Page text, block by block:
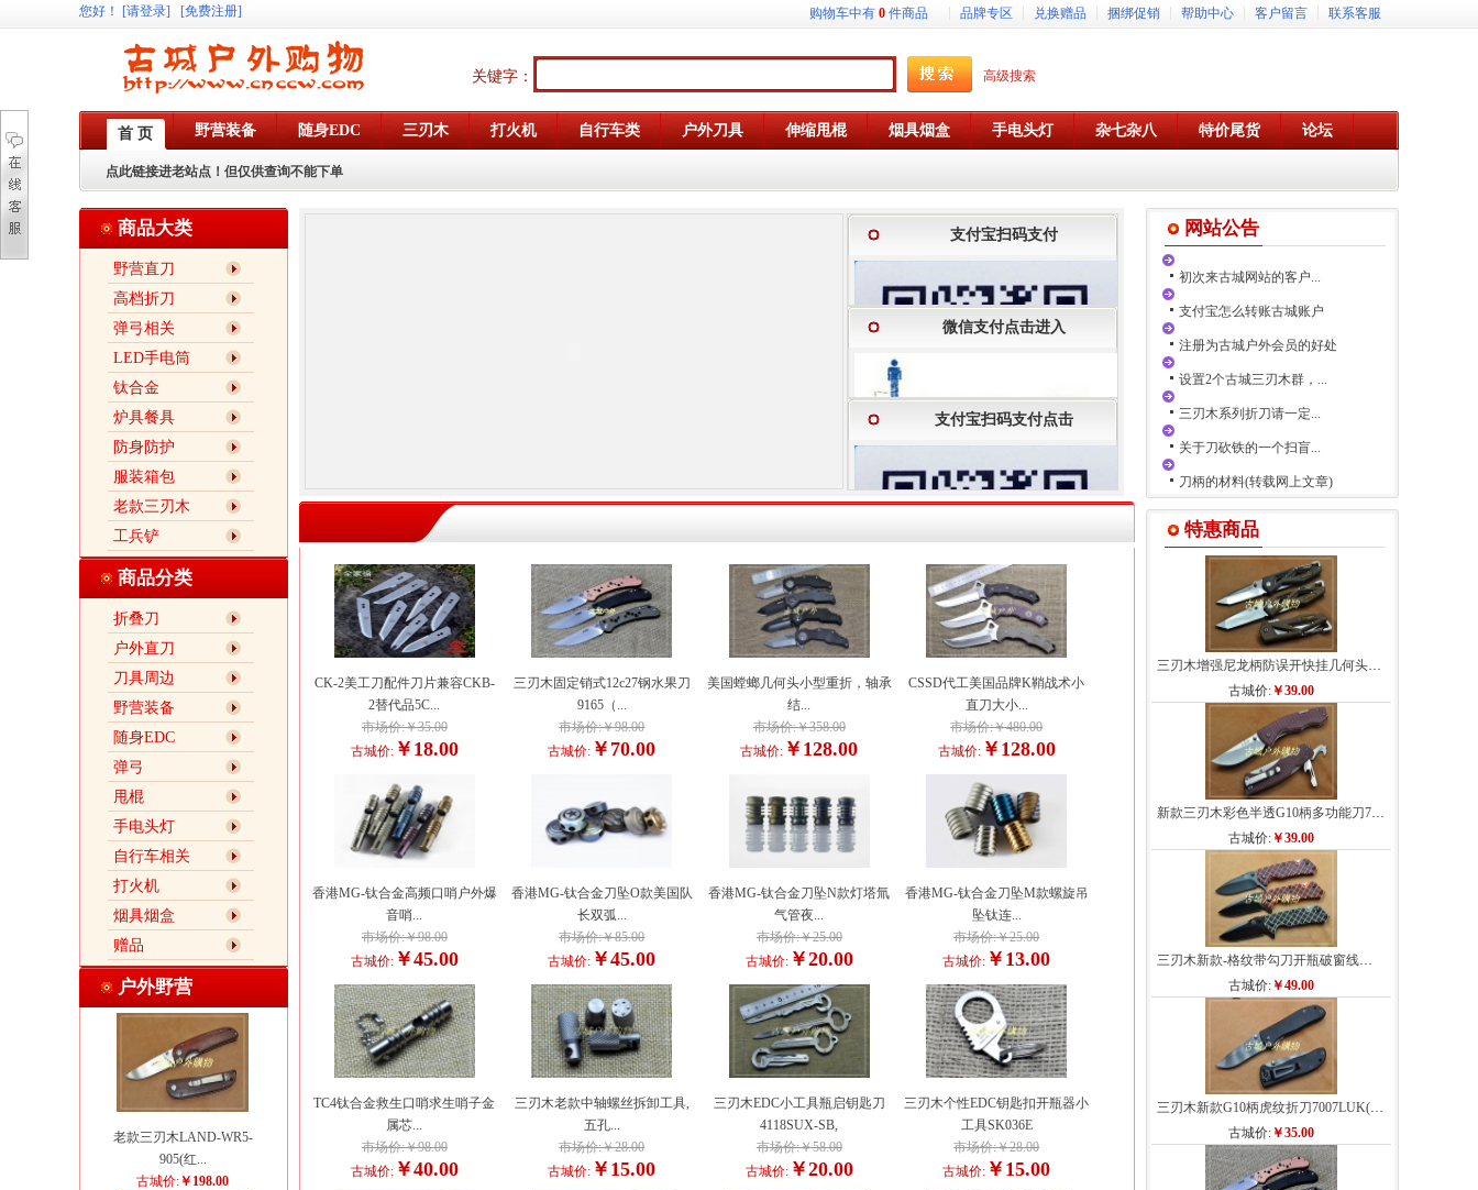
您好 ！ [请登录] [免费注册] 购物车中有 0 件商品 品牌专区 兑换赠品 捆绑促销 帮助中心 客户留言 联系客服
关键字： 高级搜索
首 页 野营装备 随身EDC 三刃木 打火机 自行车类 户外刀具 伸缩甩棍 烟具烟盒 手电头灯 杂七杂八 特价尾货 论坛
点此链接进老站点！但仅供查询不能下单
商品大类
野营直刀
高档折刀
弹弓相关
LED手电筒
钛合金
炉具餐具
防身防护
服装箱包
老款三刃木
工兵铲
商品分类
折叠刀
户外直刀
刀具周边
野营装备
随身EDC
弹弓
甩棍
手电头灯
自行车相关
打火机
烟具烟盒
赠品
户外野营
老款三刃木LAND-WR5-
905(红...
古城价: ￥198.00
支付宝扫码支付
微信支付点击进入
支付宝扫码支付点击
CK-2美工刀配件刀片兼容CKB-
2替代品5C...
市场价:￥35.00
古城价:￥18.00
三刃木固定销式12c27钢水果刀
9165（...
市场价:￥98.00
古城价: ￥70.00
美国螳螂几何头小型重折，轴承
结...
市场价:￥358.00
古城价: ￥128.00
CSSD代工美国品牌K鞘战术小
直刀大小...
市场价:￥480.00
古城价:￥128.00
香港MG-钛合金高频口哨户外爆
音哨...
市场价:￥98.00
古城价:￥45.00
香港MG-钛合金刀坠O款美国队
长双弧...
市场价:￥85.00
古城价: ￥45.00
香港MG-钛合金刀坠N款灯塔氚
气管夜...
市场价:￥25.00
古城价:￥20.00
香港MG-钛合金刀坠M款螺旋吊
坠钛连...
市场价:￥25.00
古城价: ￥13.00
TC4钛合金救生口哨求生哨子金
属芯...
市场价:￥98.00
古城价:￥40.00
三刃木老款中轴螺丝拆卸工具,
五孔...
市场价:￥28.00
古城价: ￥15.00
三刃木EDC小工具瓶启钥匙刀
4118SUX-SB,
市场价:￥58.00
古城价:￥20.00
三刃木个性EDC钥匙扣开瓶器小
工具SK036E
市场价:￥28.00
古城价: ￥15.00
网站公告
初次来古城网站的客户...
支付宝怎么转账古城账户
注册为古城户外会员的好处
设置2个古城三刃木群，...
三刃木系列折刀请一定...
关于刀砍铁的一个扫盲...
刀柄的材料(转载网上文章)
特惠商品
三刃木增强尼龙柄防误开快挂几何头折刀704...
古城价:￥39.00
新款三刃木彩色半透G10柄多功能刀7095SUC
古城价:￥39.00
三刃木新款-格纹带勾刀开瓶破窗线锁多用...
古城价:￥49.00
三刃木新款G10柄虎纹折刀7007LUK(GB9-707)
古城价:￥35.00